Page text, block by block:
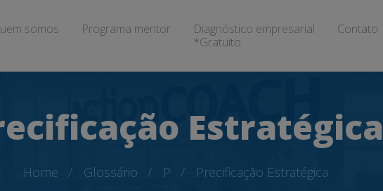
somos Programa mentor
Diagnóstico empresarial
*Gratuito
Contato
Estratégica
Home Glossário P Precificação Estratégica